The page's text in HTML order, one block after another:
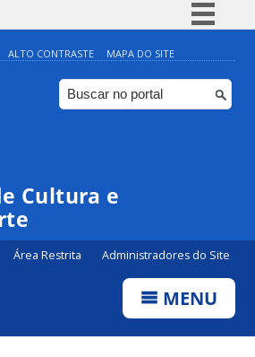
Simplifique!
Comunica BR
Participe
ALTO CONTRASTE MAPA DO SITE
Cultura e
Área Restrita Administradores do Site
MENU